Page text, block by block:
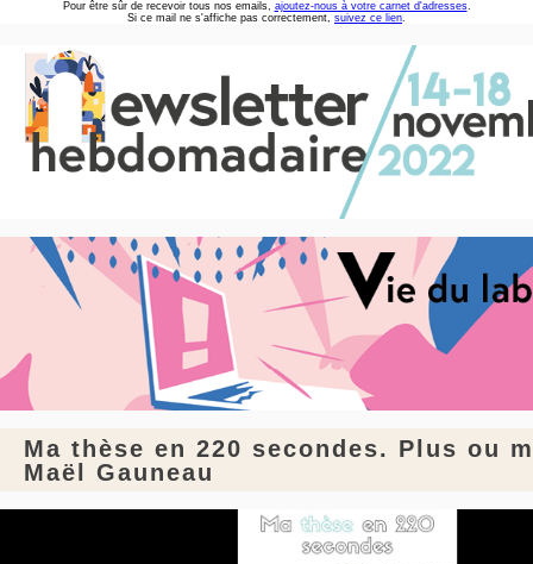
Pour être sûr de recevoir tous nos emails, ajoutez-nous à votre carnet d'adresses.
Si ce mail ne s'affiche pas correctement, suivez ce lien.
Ma thèse en 220 secondes. Plus ou
Maël Gauneau